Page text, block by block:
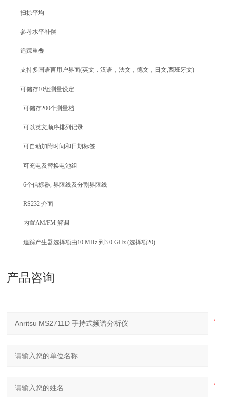
扫掠平均
参考水平补偿
追踪重叠
支持多国语言用户界面(英文，汉语，法文，德文，日文,西班牙文)
可储存10组测量设定
可储存200个测量档
可以英文顺序排列记录
可自动加附时间和日期标签
可充电及替换电池组
6个信标器,界限线及分割界限线
RS232介面
内置AM/FM解调
追踪产生器选择项由10 MHz到3.0 GHz (选择项20)
产品咨询